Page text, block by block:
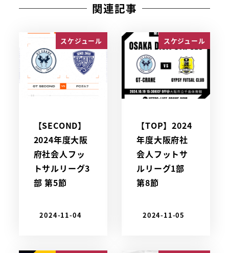
関連記事
スケジュール
【SECOND】
2024年度大阪
府社会人フッ
トサルリーグ3
部 第5節
2024-11-04
スケジュール
【TOP】2024
年度大阪府社
会人フットサ
ルリーグ1部
第8節
2024-11-05